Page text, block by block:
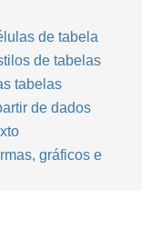
de tabela
de tabelas
tabelas
de dados
gráficos e